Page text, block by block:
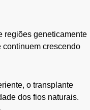
regiões geneticamente
continuem crescendo
o transplante
dos fios naturais.